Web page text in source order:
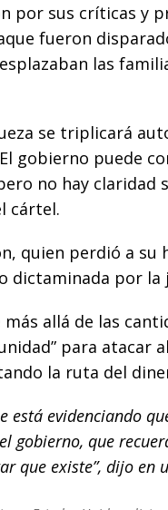
por sus críticas y
fueron
las
se triplicará
gobierno puede
no hay claridad
cártel.
quien perdió a su
por la
allá de las
para atacar
la ruta del
está evidenciando
gobierno, que
que existe”, dijo en